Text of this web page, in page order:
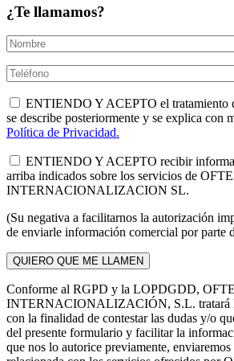
¿Te llamamos?
ENTIENDO Y ACEPTO el tratamiento
se describe posteriormente y se explica con
Política de Privacidad.
ENTIENDO Y ACEPTO recibir
arriba indicados sobre los servicios de
INTERNACIONALIZACION SL.
(Su negativa a facilitarnos la autorización
de enviarle información comercial por parte
Conforme al RGPD y la LOPDGDD,
INTERNACIONALIZACIÓN, S.L. tratará
con la finalidad de contestar las dudas y/o
del presente formulario y facilitar la
que nos lo autorice previamente,